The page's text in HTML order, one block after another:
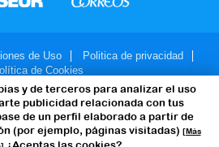
y de terceros para analizar el uso
publicidad relacionada con tus
de un perfil elaborado a partir de
(por ejemplo, páginas visitadas) [Más
de Uso
Politica de privacidad
de Cookies
- JuegosMalabares.com